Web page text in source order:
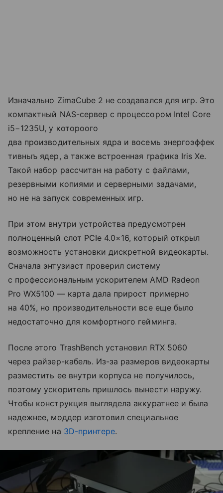
Изначально ZimaCube 2 не создавался для игр. Это
компактный NAS-сервер с процессором Intel Core
i5−1235U, у котороого
два производительных ядра и восемь энергоэффек
тивныъ ядер, а также встроенная графика Iris Xe.
Такой набор рассчитан на работу с файлами,
резервными копиями и серверными задачами,
но не на запуск современных игр.
При этом внутри устройства предусмотрен
полноценный слот PCIe 4.0×16, который открыл
возможность установки дискретной видеокарты.
Сначала энтузиаст проверил систему
с профессиональным ускорителем AMD Radeon
Pro WX5100 — карта дала прирост примерно
на 40%, но производительности все еще было
недостаточно для комфортного гейминга.
После этого TrashBench установил RTX 5060
через райзер-кабель. Из-за размеров видеокарты
разместить ее внутри корпуса не получилось,
поэтому ускоритель пришлось вынести наружу.
Чтобы конструкция выглядела аккуратнее и была
надежнее, моддер изготовил специальное
крепление на 3D-принтере.